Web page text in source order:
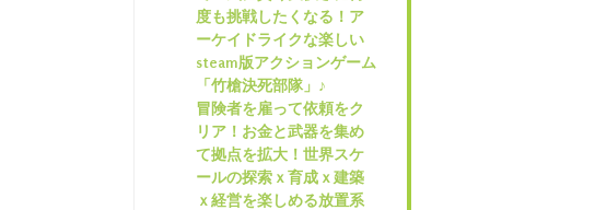
度も挑戦したくなる！ア
ーケイドライクな楽しい
steam版アクションゲーム
「竹槍決死部隊」♪
冒険者を雇って依頼をク
リア！お金と武器を集め
て拠点を拡大！世界スケ
ールの探索ｘ育成ｘ建築
ｘ経営を楽しめる放置系